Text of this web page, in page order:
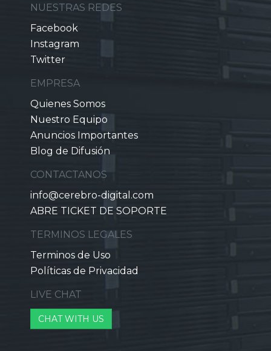
NUESTRAS REDES
Facebook
Instagram
Twitter
EMPRESA
Quienes Somos
Nuestro Equipo
Anuncios Importantes
Blog de Difusión
CONTACTANOS
info@cerebro-digital.com
ABRE TICKET DE SOPORTE
TERMINOS LEGALES
Terminos de Uso
Políticas de Privacidad
LIVE CHAT
CHAT WITH US